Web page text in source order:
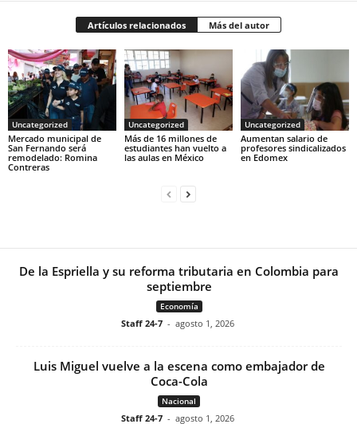
Artículos relacionados Más del autor
Uncategorized
Mercado municipal de
San Fernando será
remodelado: Romina
Contreras
Uncategorized
Más de 16 millones de
estudiantes han vuelto a
las aulas en México
Uncategorized
Aumentan salario de
profesores sindicalizados
en Edomex
De la Espriella y su reforma tributaria en Colombia para
septiembre
Economía
Staff 24-7 - agosto 1, 2026
Luis Miguel vuelve a la escena como embajador de
Coca-Cola
Nacional
Staff 24-7 - agosto 1, 2026